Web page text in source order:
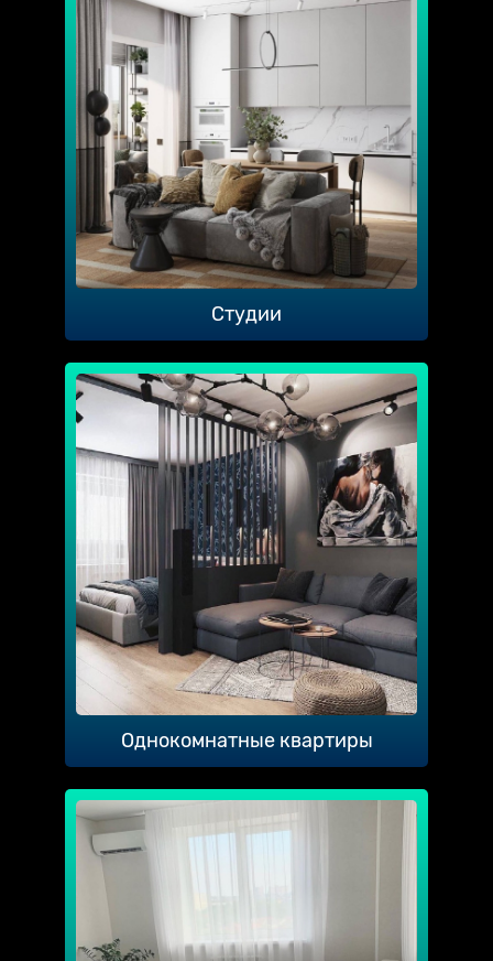
Студии
Однокомнатные квартиры